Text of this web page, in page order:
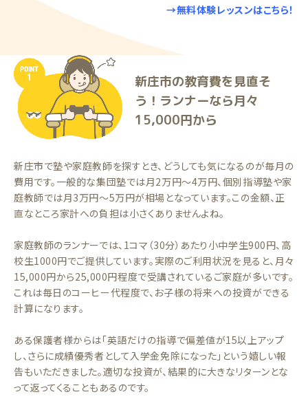
→無料体験レッスンはこちら！
新庄市の教育費を見直そ
う！ランナーなら月々
15,000円から
新庄市で塾や家庭教師を探すとき、どうしても気になるのが毎月の
費用です。一般的な集団塾では月2万円〜4万円、個別指導塾や家
庭教師では月3万円〜5万円が相場となっています。この金額、正
直なところ家計への負担は小さくありませんよね。
家庭教師のランナーでは、1コマ（30分）あたり小中学生900円、高
校生1000円でご提供しています。実際のご利用状況を見ると、月々
15,000円から25,000円程度で受講されているご家庭が多いです。
これは毎日のコーヒー代程度で、お子様の将来への投資ができる
計算になります。
ある保護者様からは「英語だけの指導で偏差値が15以上アップ
し、さらに成績優秀者として入学金免除になった」という嬉しい報
告もいただきました。適切な投資が、結果的に大きなリターンとな
って返ってくることもあるのです。